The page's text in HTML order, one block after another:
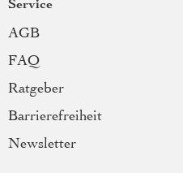
Service
AGB
FAQ
Ratgeber
Barrierefreiheit
Newsletter